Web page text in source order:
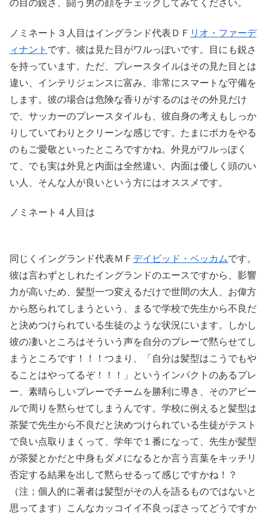
の目の鋭さ、闘う男の顔をチェックしてみてください。
ノミネート３人目はイングランド代表ＤＦ リオ・ファーデ
ィナント です。彼は見た目がワルっぽいです。目にも鋭さ
を持っています。ただ、プレースタイルはその見た目とは
違い、インテリジェンスに富み、非常にスマートな守備を
します。彼の場合は危険な香りがするのはその外見だけ
で、サッカーのプレースタイルも、彼自身の考えもしっか
りしていてわりとクリーンな感じです。たまにポカをやる
のもご愛敬といったところですかね。外見がワルっぽく
て、でも実は外見と内面は全然違い、内面は優しく頭のい
い人、そんな人が良いという方にはオススメです。
ノミネート４人目は
同じくイングランド代表ＭＦ デイビッド・ベッカムです。
彼は言わずとしれたイングランドのエースですから、影響
力が高いため、髪型一つ変えるだけで世間の大人、お偉方
から怒られてしまうという、まるで学校で先生から不良だ
と決めつけられている生徒のような状況にいます。しかし
彼の凄いところはそういう声を自分のプレーで黙らせてし
まうところです！！！つまり、「自分は髪型はこうでもや
ることはやってるぞ！！！」というインパクトのあるプレ
ー、素晴らしいプレーでチームを勝利に導き、そのアピー
ルで周りを黙らせてしまうんです。学校に例えると髪型は
茶髪で先生から不良だと決めつけられている生徒がテスト
で良い点取りまくって、学年で１番になって、先生が髪型
が茶髪とかだと中身もダメになるとか言う言葉をキッチリ
否定する結果を出して黙らせるって感じですかね！？
（注；個人的に著者は髪型がその人を語るものではないと
思ってます）こんなカッコイイ不良っぽさってどうですか